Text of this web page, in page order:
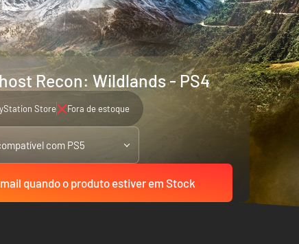
Recon: Wildlands - PS4
Store Fora de estoque
com PS5
quando o produto estiver em Stock